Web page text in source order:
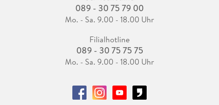
089 - 30 75 79 00
Mo. - Sa. 9.00 - 18.00 Uhr
Filialhotline
089 - 30 75 75 75
Mo. - Sa. 9.00 - 18.00 Uhr